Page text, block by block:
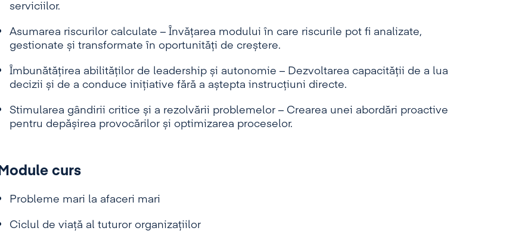
serviciilor.
Asumarea riscurilor calculate – Învățarea modului în care riscurile pot fi analizate,
gestionate și transformate în oportunități de creștere.
Îmbunătățirea abilităților de leadership și autonomie – Dezvoltarea capacității de a lua
decizii și de a conduce inițiative fără a aștepta instrucțiuni directe.
Stimularea gândirii critice și a rezolvării problemelor – Crearea unei abordări proactive
pentru depășirea provocărilor și optimizarea proceselor.
Module curs
Probleme mari la afaceri mari
Ciclul de viață al tuturor organizațiilor